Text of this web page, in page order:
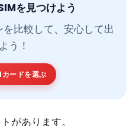
を見つけよう
比較して、安心して出
う！
ードを選ぶ
があります。